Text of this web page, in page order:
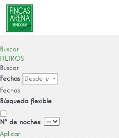
Buscar
FILTROS
Buscar
Fechas
Fechas
Búsqueda flexible
Nº de noches:
Aplicar